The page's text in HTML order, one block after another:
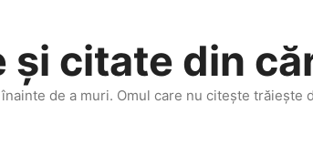
și citate din
de a muri. Omul care nu citeşte trăieşte